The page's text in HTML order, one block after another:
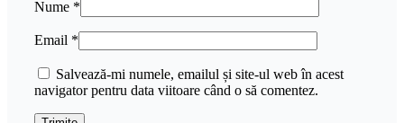
Nume *
Email *
Salvează-mi numele, emailul și site-ul web în acest
navigator pentru data viitoare când o să comentez.